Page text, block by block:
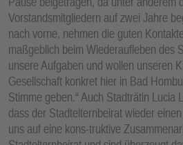
Vorstandsmitgliedern auf zwei Jahre
nach vorne, nehmen die guten
maßgeblich beim Wiederaufleben des
unsere Aufgaben und wollen unseren
Gesellschaft konkret hier in Bad
Stimme geben.“ Auch Stadträtin Lucia
dass der Stadtelternbeirat wieder
uns auf eine kons-truktive